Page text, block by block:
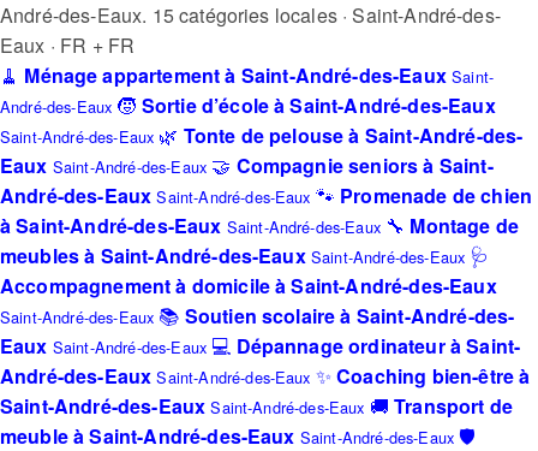
André-des-Eaux. 15 catégories locales · Saint-André-des-
Eaux · FR + FR
🧹 Ménage appartement à Saint-André-des-Eaux Saint-
André-des-Eaux 🧒 Sortie d’école à Saint-André-des-Eaux
Saint-André-des-Eaux 🌿 Tonte de pelouse à Saint-André-des-
Eaux Saint-André-des-Eaux 🤝 Compagnie seniors à Saint-
André-des-Eaux Saint-André-des-Eaux 🐾 Promenade de chien
à Saint-André-des-Eaux Saint-André-des-Eaux 🔧 Montage de
meubles à Saint-André-des-Eaux Saint-André-des-Eaux 🩺
Accompagnement à domicile à Saint-André-des-Eaux
Saint-André-des-Eaux 📚 Soutien scolaire à Saint-André-des-
Eaux Saint-André-des-Eaux 💻 Dépannage ordinateur à Saint-
André-des-Eaux Saint-André-des-Eaux ✨ Coaching bien-être à
Saint-André-des-Eaux Saint-André-des-Eaux 🚚 Transport de
meuble à Saint-André-des-Eaux Saint-André-des-Eaux 🛡️